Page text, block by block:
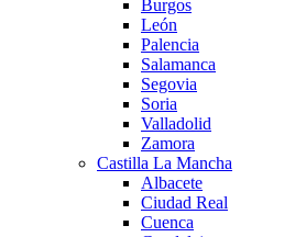
Burgos
León
Palencia
Salamanca
Segovia
Soria
Valladolid
Zamora
Castilla La Mancha
Albacete
Ciudad Real
Cuenca